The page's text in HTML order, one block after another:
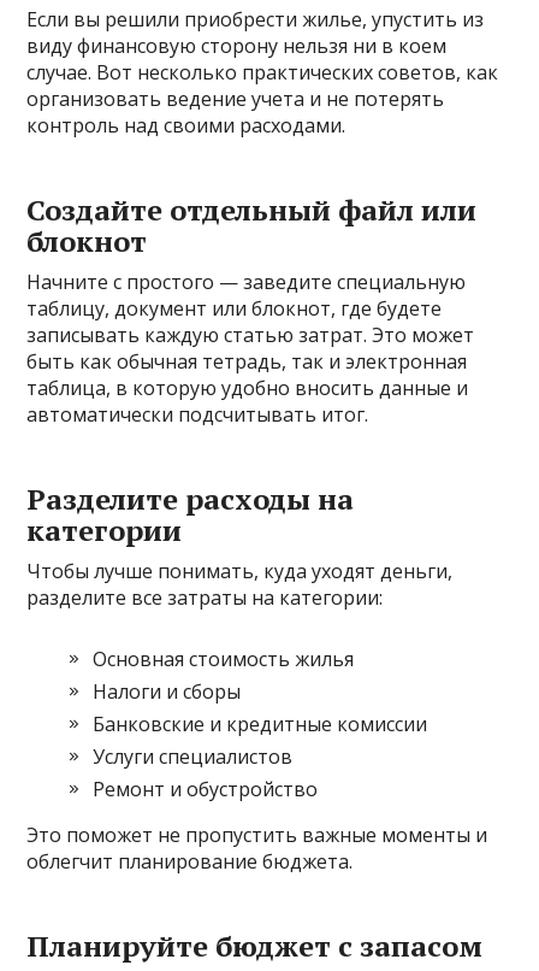
Если вы решили приобрести жилье, упустить из
виду финансовую сторону нельзя ни в коем
случае. Вот несколько практических советов, как
организовать ведение учета и не потерять
контроль над своими расходами.
Создайте отдельный файл или
блокнот
Начните с простого — заведите специальную
таблицу, документ или блокнот, где будете
записывать каждую статью затрат. Это может
быть как обычная тетрадь, так и электронная
таблица, в которую удобно вносить данные и
автоматически подсчитывать итог.
Разделите расходы на
категории
Чтобы лучше понимать, куда уходят деньги,
разделите все затраты на категории:
Основная стоимость жилья
Налоги и сборы
Банковские и кредитные комиссии
Услуги специалистов
Ремонт и обустройство
Это поможет не пропустить важные моменты и
облегчит планирование бюджета.
Планируйте бюджет с запасом